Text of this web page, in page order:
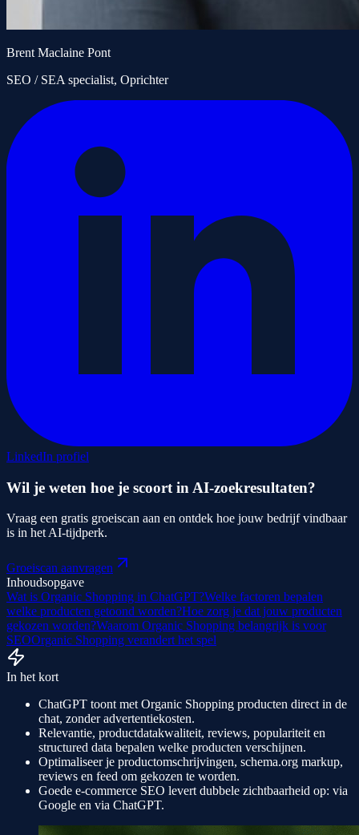
Brent Maclaine Pont
SEO / SEA specialist, Oprichter
LinkedIn profiel
Wil je weten hoe je scoort in AI-zoekresultaten?
Vraag een gratis groeiscan aan en ontdek hoe jouw bedrijf vindbaar
is in het AI-tijdperk.
Groeiscan aanvragen
Inhoudsopgave
Wat is Organic Shopping in ChatGPT?Welke factoren bepalen
welke producten getoond worden?Hoe zorg je dat jouw producten
gekozen worden?Waarom Organic Shopping belangrijk is voor
SEOOrganic Shopping verandert het spel
In het kort
ChatGPT toont met Organic Shopping producten direct in de
chat, zonder advertentiekosten.
Relevantie, productdatakwaliteit, reviews, populariteit en
structured data bepalen welke producten verschijnen.
Optimaliseer je productomschrijvingen, schema.org markup,
reviews en feed om gekozen te worden.
Goede e-commerce SEO levert dubbele zichtbaarheid op: via
Google en via ChatGPT.